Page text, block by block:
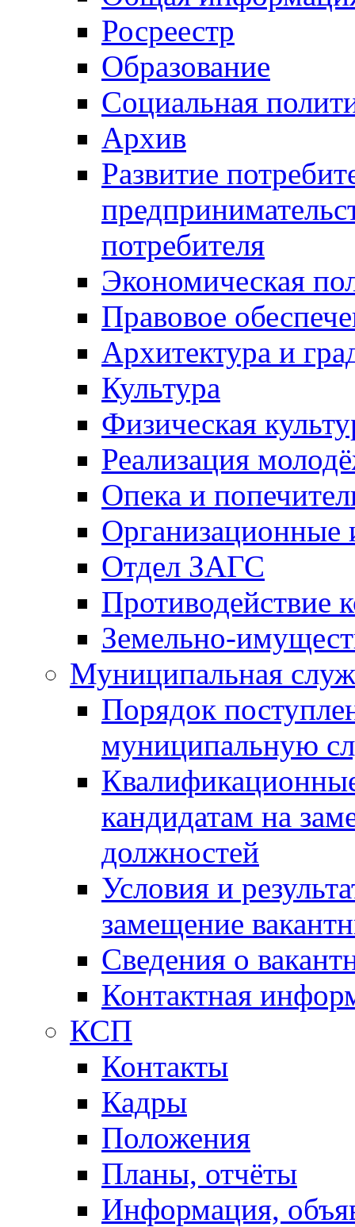
Росреестр
Образование
Социальная
Архив
Развитие
потребителя
Экономическая
Правовое
Архитектура и
Культура
Физическая
Реализация
Опека и
Отдел ЗАГС
Противодействие
Земельно-
Муниципальная
Порядок
муниципальную
кандидатам на
должностей
Условия и
замещение
Сведения о
Контактная
КСП
Контакты
Кадры
Положения
Планы, отчёты
Информация,